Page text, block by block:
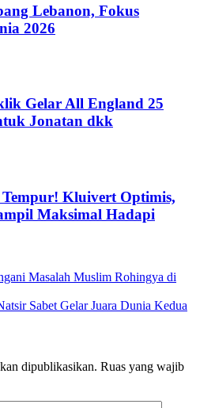
Lebanon, Fokus
2026
Gelar All England 25
Jonatan dkk
Kluivert Optimis,
Maksimal Hadapi
Masalah Muslim Rohingya di
Sabet Gelar Juara Dunia Kedua
dipublikasikan. Ruas yang wajib